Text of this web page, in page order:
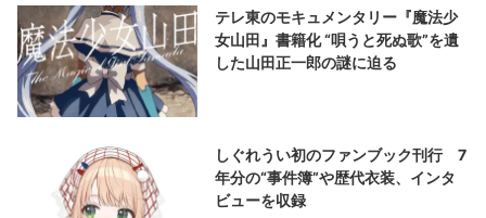
テレ東のモキュメンタリー『魔法少
女山田』書籍化 “唄うと死ぬ歌”を遺
した山田正一郎の謎に迫る
しぐれうい初のファンブック刊行 7
年分の“事件簿”や歴代衣装、インタ
ビューを収録